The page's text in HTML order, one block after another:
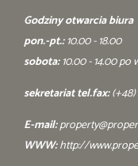
Godziny otwarcia biura
pon.-pt.:10.00 - 18.00
sobota:10.00 - 14.00 po
sekretariat tel.fax:(+48)
E-mail:
WWW:http://